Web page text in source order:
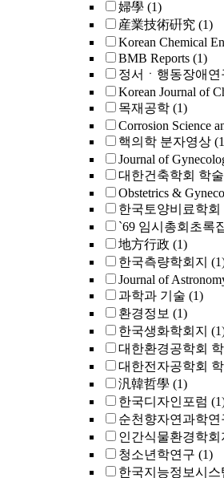
婦學 (1)
産業技術硏究 (1)
Korean Chemical
BMB Reports (1)
정서ㆍ행동장애연
Korean Journal of
목재공학 (1)
Corrosion Science
핵의학 분자영상
Journal of
대한건축학회 학
Obstetrics &
한국토양비료학회
`69 임시총회초록
地方行政 (1)
한국측량학회지
Journal of
과학과 기술 (1)
환경정보 (1)
한국생화학회지
대한환경공학회
대한전자공학회
汎韓哲學 (1)
한국디자인포럼
순천향자연과학연
인간식물환경학회
청소년학연구 (1)
한국지능정보시